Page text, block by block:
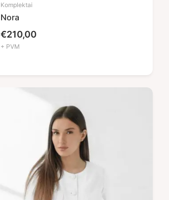
Komplektai
Nora
€210,00
+ PVM